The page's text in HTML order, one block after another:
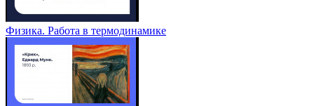
Физика. Работа в термодинамике